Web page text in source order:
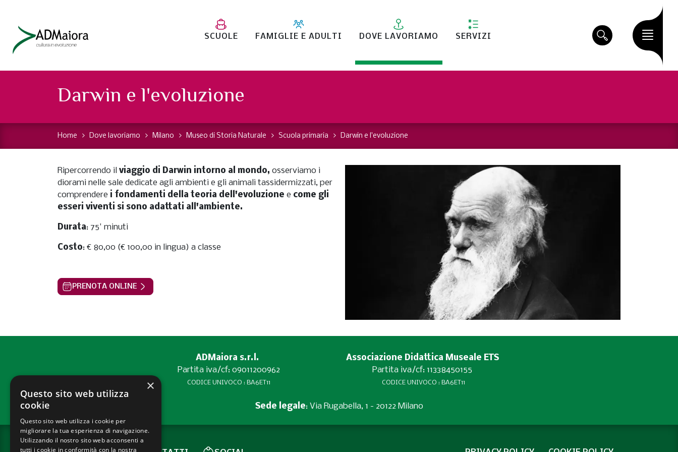
SCUOLE FAMIGLIE E ADULTI DOVE LAVORIAMO SERVIZI
Darwin e l'evoluzione
Home Dove lavoriamo Milano Museo di Storia Naturale Scuola primaria Darwin e l'evoluzione
Ripercorrendo il viaggio di Darwin intorno al mondo, osserviamo i
diorami nelle sale dedicate agli ambienti e gli animali tassidermizzati, per
comprendere i fondamenti della teoria dell'evoluzione e come gli
esseri viventi si sono adattati all'ambiente.
Durata: 75' minuti
Costo: € 80,00 (€ 100,00 in lingua) a classe
PRENOTA ONLINE
ADMaiora s.r.l.
Partita iva/cf: 09011200962
CODICE UNIVOCO : BA6ET11
Associazione Didattica Museale ETS
Partita iva/cf: 11338450155
CODICE UNIVOCO : BA6ET11
Sede legale: Via Rugabella, 1 - 20122 Milano
×
Questo sito web utilizza
cookie
Questo sito web utilizza i cookie per
migliorare la tua esperienza di navigazione.
Utilizzando il nostro sito web acconsenti a
tutti i cookie in conformità con la nostra